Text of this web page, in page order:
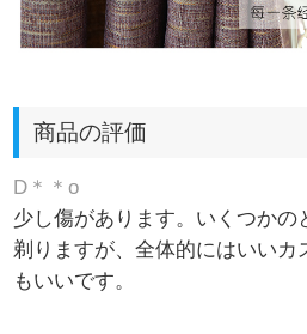
商品の評価
D＊＊o
少し傷があります。いくつかの
剃りますが、全体的にはいいカ
もいいです。